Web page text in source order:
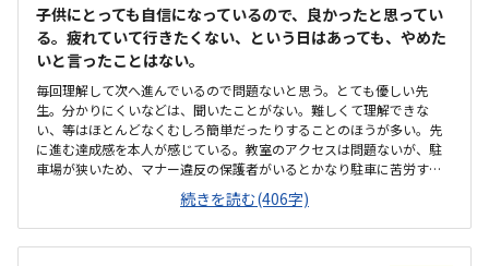
子供にとっても自信になっているので、良かったと思ってい
る。疲れていて行きたくない、という日はあっても、やめた
いと言ったことはない。
毎回理解して次へ進んでいるので問題ないと思う。とても優しい先
生。分かりにくいなどは、聞いたことがない。難しくて理解できな
い、等はほとんどなくむしろ簡単だったりすることのほうが多い。先
に進む達成感を本人が感じている。教室のアクセスは問題ないが、駐
車場が狭いため、マナー違反の保護者がいるとかなり駐車に苦労す
る。教室側でも対応に苦慮している。教室というより、保護者のマナ
ー問題。個人塾として問題ない。置いているおやつが駄菓子とかでな
く、良いオヤツのため、子どもたちはいつも嬉しそう。こういった些
細なことも、テンションを維持できる一つになる。プログラミングに
続きを読む(406字)